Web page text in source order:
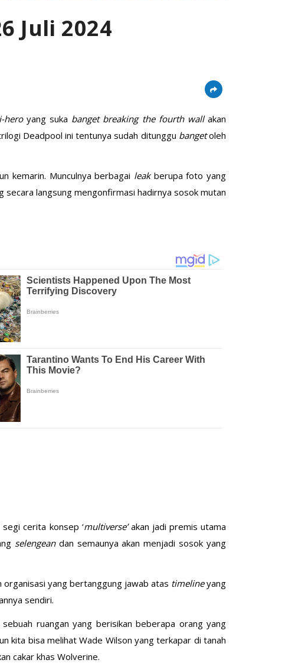
Juli 2024
hero yang suka banget breaking the fourth wallakan
Deadpool ini tentunya sudah ditunggu bangetoleh
kemarin. Munculnya berbagai leak berupa foto yang
secara langsung mengonfirmasi hadirnya sosok mutan
cerita konsep ‘multiverse’akan jadi premis utama
selengean dan semaunya akan menjadi sosok yang
organisasi yang bertanggung jawab atas timelineyang
sendiri.
ruangan yang berisikan beberapa orang yang
kita bisa melihat Wade Wilson yang terkapar di tanah
cakar khas Wolverine.